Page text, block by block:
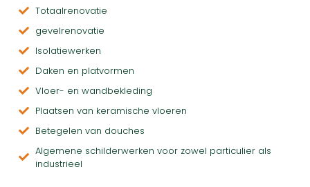
Totaalrenovatie
gevelrenovatie
Isolatiewerken
Daken en platvormen
Vloer- en wandbekleding
Plaatsen van keramische vloeren
Betegelen van douches
Algemene schilderwerken voor zowel particulier als
industrieel